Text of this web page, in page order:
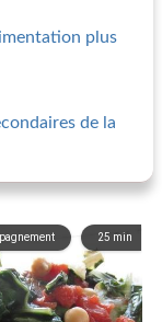
plus
de la
25 min